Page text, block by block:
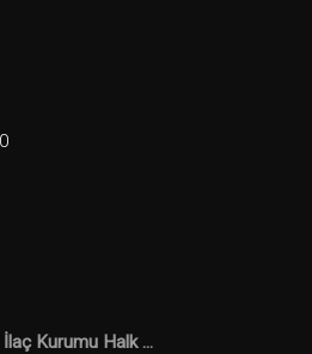
İlaç Kurumu Halk ...